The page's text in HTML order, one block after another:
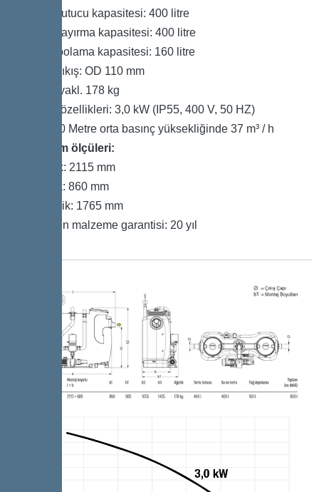
Çamur tutucu kapasitesi: 400 litre
Toplam ayırma kapasitesi: 400 litre
Yağ depolama kapasitesi: 160 litre
Giriş / Çıkış: OD 110 mm
Ağırlık: yakl. 178 kg
Pompa özellikleri: 3,0 kW (IP55, 400 V, 50 HZ)
Çıkış: 10 Metre orta basınç yüksekliğinde 37 m³ / h
Kurulum ölçüleri:
Uzunluk: 2115 mm
Genişlik: 860 mm
Yükseklik: 1765 mm
Polietilen malzeme garantisi: 20 yıl